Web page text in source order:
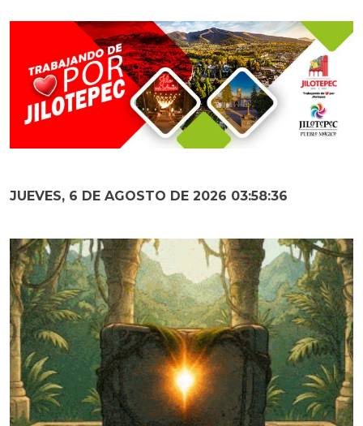
JUEVES, 6 DE AGOSTO DE 2026 03:58:38